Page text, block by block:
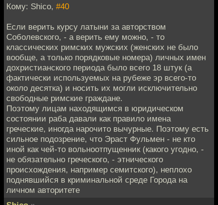
Кому: Shico, #40
Если верить курсу латыни за авторством
Соболевского, - а верить ему можно, - то
классических римских мужских (женских не было
вообще, а только порядковые номера) личных имен
дохристианского периода было всего 18 штук (а
фактически используемых на рубеже эр всего-то
около десятка) и носить их могли исключительно
свободные римские граждане.
Поэтому лицам находящимся в юридическом
состоянии раба давали как правило имена
греческие, иногда нарочито вычурные. Поэтому есть
сильное подозрение, что Эраст Фульмен - не кто
иной как чей-то вольноотпущенник (какого угодно, -
не обязательно греческого, - этнического
происхождения, например семитского), неплохо
поднявшийся в криминальной среде Города на
личном авторитете